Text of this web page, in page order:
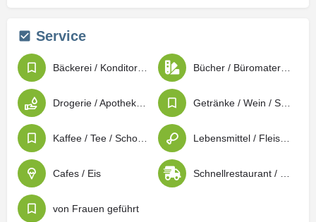
Service
Cafes / Eis
von Frauen geführt